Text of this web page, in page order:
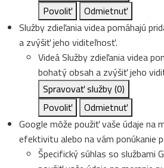
Povoliť
Odmietnuť
Služby zdieľania videa pomáhajú
a zvýšiť jeho viditeľnosť.
VideáSlužby zdieľania videa
bohatý obsah a zvýšiť jeho
Spravovať služby(0)
Povoliť
Odmietnuť
Google môže použiť vaše údaje na
efektivitu alebo na vám ponúkanie
Špecifický súhlas so službami